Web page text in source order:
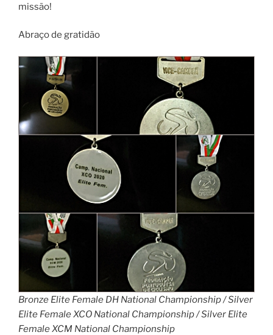
missão!
Abraço de gratidão
Bronze Elite Female DH National Championship / Silver
Elite Female XCO National Championship / Silver Elite
Female XCM National Championship